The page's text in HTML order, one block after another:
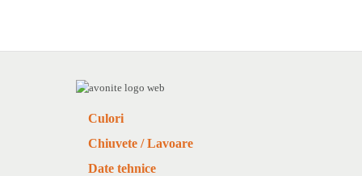
Culori
Chiuvete / Lavoare
Date tehnice